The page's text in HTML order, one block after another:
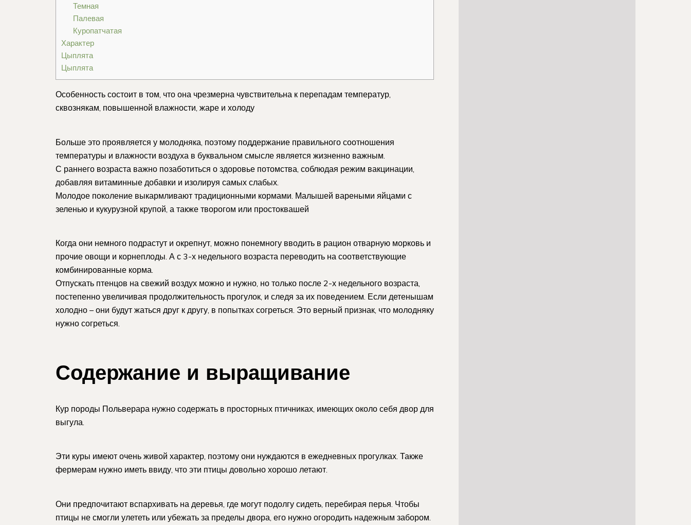
Темная
Палевая
Куропатчатая
Характер
Цыплята
Цыплята
Особенность состоит в том, что она чрезмерна чувствительна к перепадам температур,
сквознякам, повышенной влажности, жаре и холоду
Больше это проявляется у молодняка, поэтому поддержание правильного соотношения
температуры и влажности воздуха в буквальном смысле является жизненно важным.
С раннего возраста важно позаботиться о здоровье потомства, соблюдая режим вакцинации,
добавляя витаминные добавки и изолируя самых слабых.
Молодое поколение выкармливают традиционными кормами. Малышей вареными яйцами с
зеленью и кукурузной крупой, а также творогом или простоквашей
Когда они немного подрастут и окрепнут, можно понемногу вводить в рацион отварную морковь и
прочие овощи и корнеплоды. А с 3-х недельного возраста переводить на соответствующие
комбинированные корма.
Отпускать птенцов на свежий воздух можно и нужно, но только после 2-х недельного возраста,
постепенно увеличивая продолжительность прогулок, и следя за их поведением. Если детенышам
холодно – они будут жаться друг к другу, в попытках согреться. Это верный признак, что молодняку
нужно согреться.
Содержание и выращивание
Кур породы Польверара нужно содержать в просторных птичниках, имеющих около себя двор для
выгула.
Эти куры имеют очень живой характер, поэтому они нуждаются в ежедневных прогулках. Также
фермерам нужно иметь ввиду, что эти птицы довольно хорошо летают.
Они предпочитают вспархивать на деревья, где могут подолгу сидеть, перебирая перья. Чтобы
птицы не смогли улететь или убежать за пределы двора, его нужно огородить надежным забором.